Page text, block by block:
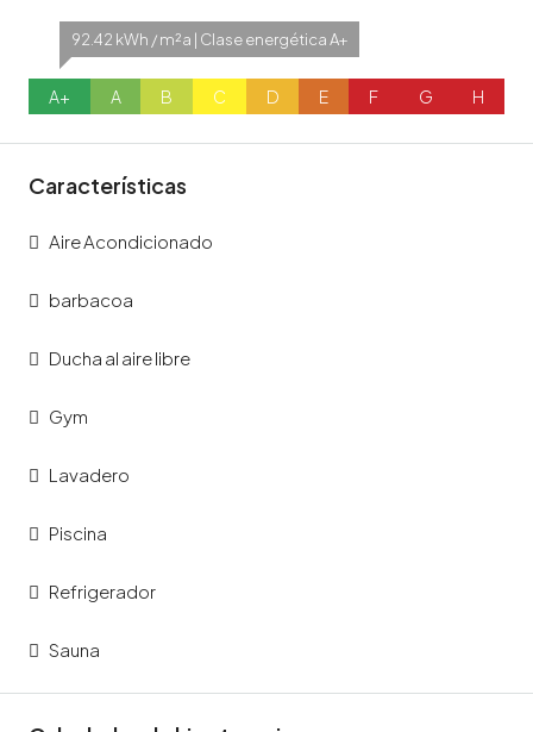
92.42 kWh / m²a | Clase energética A+
A+ A B C D E F G H
Características
Aire Acondicionado
barbacoa
Ducha al aire libre
Gym
Lavadero
Piscina
Refrigerador
Sauna